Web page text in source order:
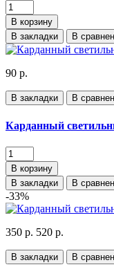
В корзину
В закладки
В
90 р.
В закладки В
Карданный
В корзину
В закладки
В
-33%
350 р. 520 р.
В закладки В